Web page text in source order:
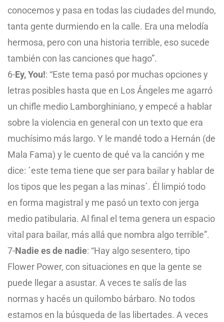
conocemos y pasa en todas las ciudades del mundo,
tanta gente durmiendo en la calle. Era una melodía
hermosa, pero con una historia terrible, eso sucede
también con las canciones que hago”.
6-Ey, You!: “Este tema pasó por muchas opciones y
letras posibles hasta que en Los Ángeles me agarró
un chifle medio Lamborghiniano, y empecé a hablar
sobre la violencia en general con un texto que era
muchísimo más largo. Y le mandé todo a Hernán (de
Mala Fama) y le cuento de qué va la canción y me
dice: ´este tema tiene que ser para bailar y hablar de
los tipos que les pegan a las minas´. Él limpió todo
en forma magistral y me pasó un texto con jerga
medio patibularia. Al final el tema genera un espacio
vital para bailar, más allá que nombra algo terrible”.
7-Nadie es de nadie: “Hay algo sesentero, tipo
Flower Power, con situaciones en que la gente se
puede llegar a asustar. A veces te salís de las
normas y hacés un quilombo bárbaro. No todos
estamos en la búsqueda de las libertades. A veces